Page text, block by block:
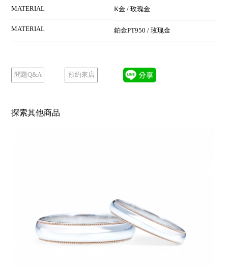
MATERIAL K金 / 玫瑰金
MATERIAL 鉑金PT950 / 玫瑰金
問題Q&A 預約來店
探索其他商品